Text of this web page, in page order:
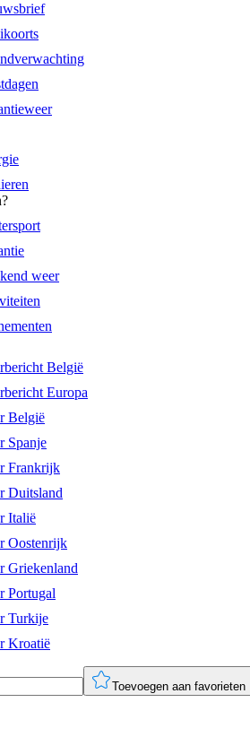
weer
België
Europa
België
Spanje
Frankrijk
Duitsland
Italië
Oostenrijk
Griekenland
Portugal
Turkije
Kroatië
Toevoegen aan favorieten